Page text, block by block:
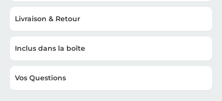
Livraison & Retour
Inclus dans la boîte
Vos Questions